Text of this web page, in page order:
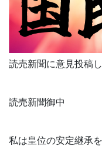
読売新聞に意見投稿し
読売新聞御中
私は皇位の安定継承